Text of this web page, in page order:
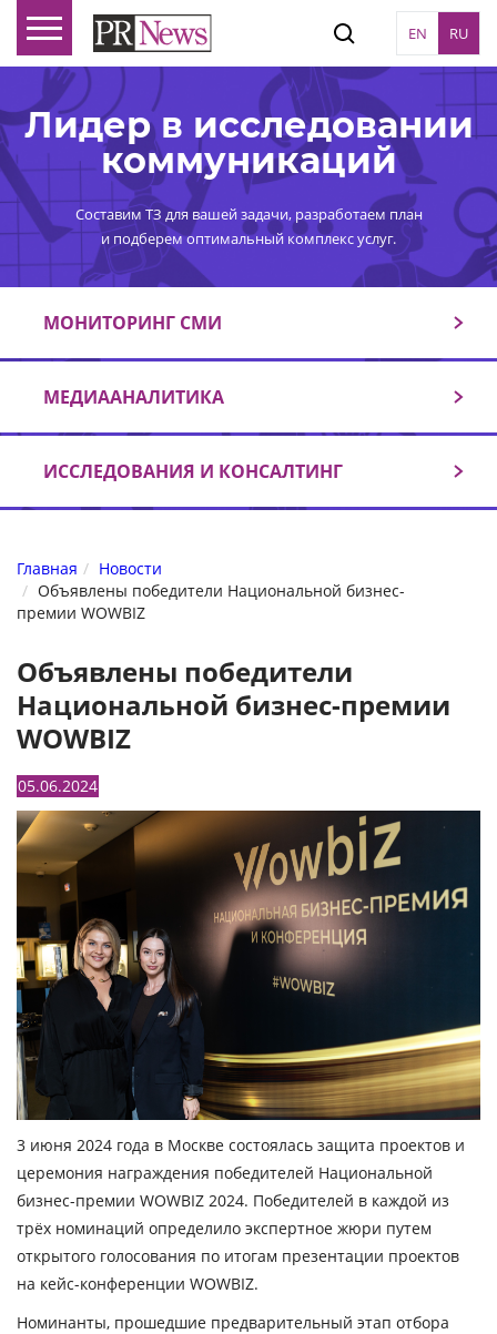
EN RU
Лидер в исследовании
коммуникаций
Составим ТЗ для вашей задачи, разработаем план
и подберем оптимальный комплекс услуг.
МОНИТОРИНГ СМИ
МЕДИААНАЛИТИКА
ИССЛЕДОВАНИЯ И КОНСАЛТИНГ
Главная
Новости
Объявлены победители Национальной бизнес-
премии WOWBIZ
Объявлены победители
Национальной бизнес-премии
WOWBIZ
05.06.2024
3 июня 2024 года в Москве состоялась защита проектов и
церемония награждения победителей Национальной
бизнес-премии WOWBIZ 2024. Победителей в каждой из
трёх номинаций определило экспертное жюри путем
открытого голосования по итогам презентации проектов
на кейс-конференции WOWBIZ.
Номинанты, прошедшие предварительный этап отбора